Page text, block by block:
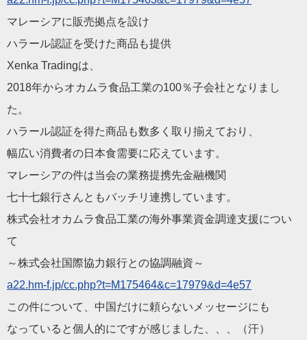
マレーシアに販売拠点を設け
ハラール認証を受けた商品も提供
Xenka Tradingは、
2018年からオカムラ食品工業の100％子会社となりまし
た。
ハラール認証を得た商品も数多く取り揃えており、
幅広い消費者の日本食需要に応えています。
マレーシアの件は当会の業務提携先金融機関
七十七銀行さんともバッチリ連携しています。
株式会社オカムラ食品工業の海外事業資金調達支援につい
て
～株式会社国際協力銀行との協調融資～
a22.hm-f.jp/cc.php?t=M175464&c=17979&d=4e57
この件について、中国だけに頼らないメッセージにも
なっていると個人的にですが感じました、、、（汗）